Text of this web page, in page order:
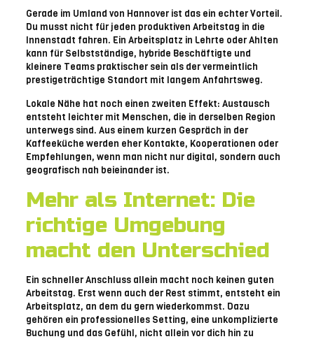
Gerade im Umland von Hannover ist das ein echter Vorteil.
Du musst nicht für jeden produktiven Arbeitstag in die
Innenstadt fahren. Ein Arbeitsplatz in Lehrte oder Ahlten
kann für Selbstständige, hybride Beschäftigte und
kleinere Teams praktischer sein als der vermeintlich
prestigeträchtige Standort mit langem Anfahrtsweg.
Lokale Nähe hat noch einen zweiten Effekt: Austausch
entsteht leichter mit Menschen, die in derselben Region
unterwegs sind. Aus einem kurzen Gespräch in der
Kaffeeküche werden eher Kontakte, Kooperationen oder
Empfehlungen, wenn man nicht nur digital, sondern auch
geografisch nah beieinander ist.
Mehr als Internet: Die
richtige Umgebung
macht den Unterschied
Ein schneller Anschluss allein macht noch keinen guten
Arbeitstag. Erst wenn auch der Rest stimmt, entsteht ein
Arbeitsplatz, an dem du gern wiederkommst. Dazu
gehören ein professionelles Setting, eine unkomplizierte
Buchung und das Gefühl, nicht allein vor dich hin zu